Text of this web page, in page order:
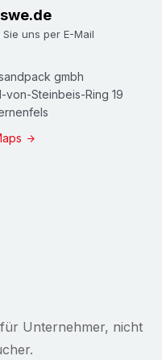
uns per E-Mail
gmbh
von-Steinbeis-Ring 19
Unternehmer, nicht